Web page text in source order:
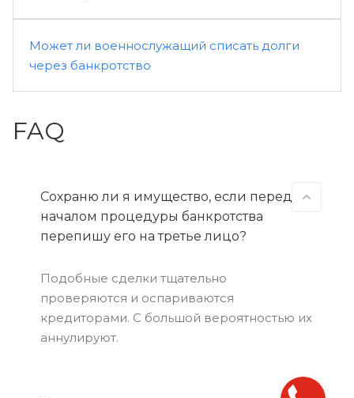
Может ли военнослужащий списать долги
через банкротство
FAQ
Сохраню ли я имущество, если перед
началом процедуры банкротства
перепишу его на третье лицо?
Подобные сделки тщательно
проверяются и оспариваются
кредиторами. С большой вероятностью их
аннулируют.